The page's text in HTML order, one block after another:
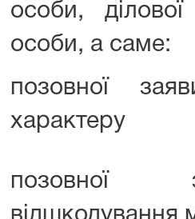
особи,
особи, а саме:
позовної
характеру
позовної